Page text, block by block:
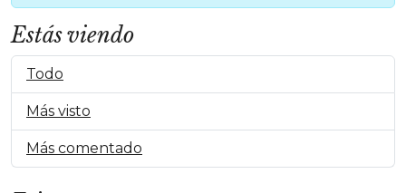
Estás viendo
Todo
Más visto
Más comentado